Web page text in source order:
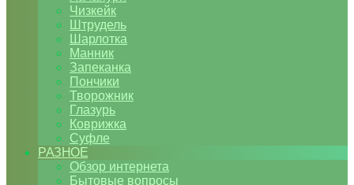
Чизкейк
Штрудель
Шарлотка
Манник
Запеканка
Пончики
Творожник
Глазурь
Коврижка
Суфле
РАЗНОЕ
Обзор интернета
Бытовые вопросы